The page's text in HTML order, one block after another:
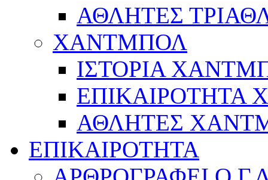
ΑΘΛΗΤΕΣ
ΧΑΝΤΜΠΟΛ
ΙΣΤΟΡΙΑ
ΕΠΙΚΑΙΡΟΤΗΤΑ
ΑΘΛΗΤΕΣ
ΕΠΙΚΑΙΡΟΤΗΤΑ